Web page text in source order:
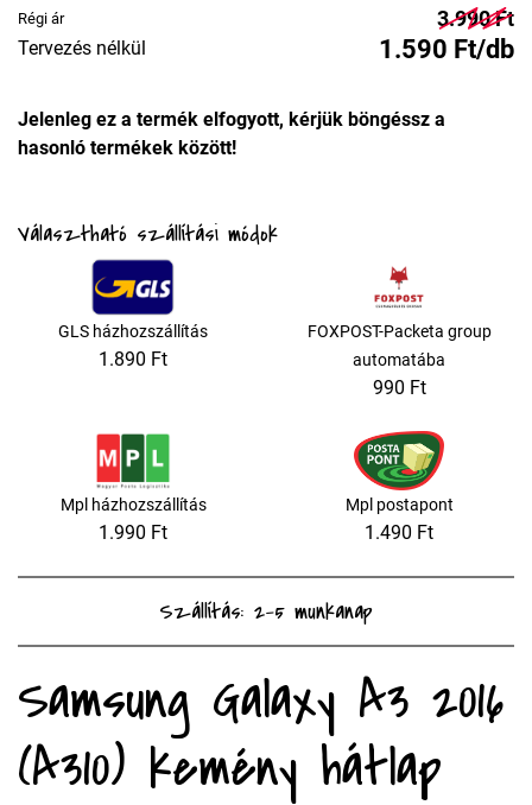
Régi ár 3.990 Ft
Tervezés nélkül 1.590 Ft/db
Jelenleg ez a termék elfogyott, kérjük böngéssz a
hasonló termékek között!
Választható szállítási módok
GLS házhozszállítás
1.890 Ft
FOXPOST-Packeta group
automatába
990 Ft
Mpl házhozszállítás
1.990 Ft
Mpl postapont
1.490 Ft
Szállítás: 2-5 munkanap
Samsung Galaxy A3 2016
(A310) kemény hátlap